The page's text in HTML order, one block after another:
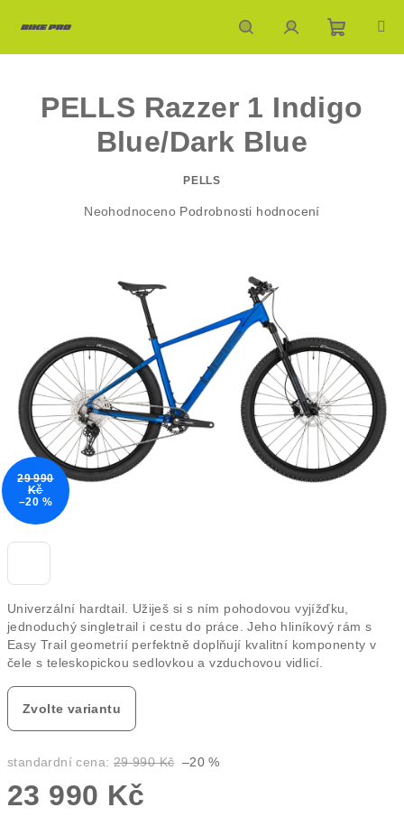
HledatPřihlášeníNákupní
košík
Univerzální hardtail. Užiješ si s ním pohodovou vyjížďku,
jednoduchý singletrail i cestu do práce. Jeho hliníkový rám s
Easy Trail geometrií perfektně doplňují kvalitní komponenty v
čele s teleskopickou sedlovkou a vzduchovou vidlicí.
Zvolte variantu
standardní cena: 29 990 Kč –20 %
23 990 Kč
PELLS Razzer 1 Indigo
Blue/Dark Blue
PELLS
Průměrné
hvězdiček.
Neohodnoceno Podrobnosti hodnocení
29 990
Kč
–20 %